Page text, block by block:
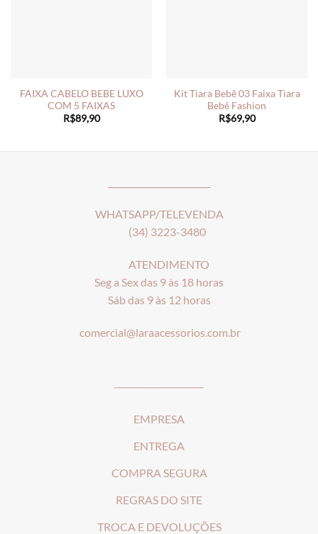
FAIXA CABELO BEBE LUXO
COM 5 FAIXAS
R$89,90
Kit Tiara Bebê 03 Faixa Tiara
Bebê Fashion
R$69,90
WHATSAPP/TELEVENDA
(34) 3223-3480
ATENDIMENTO
Seg a Sex das 9 às 18 horas
Sáb das 9 às 12 horas
comercial@laraacessorios.com.br
EMPRESA
ENTREGA
COMPRA SEGURA
REGRAS DO SITE
TROCA E DEVOLUÇÕES